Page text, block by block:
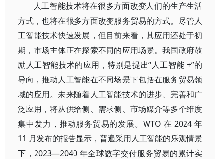
人工智能技术将在很多方面改变人们的生产生活
方式，也将在很多方面改变服务贸易的方式。尽管人
工智能技术快速发展，但目前来看，其应用还处于初
期，市场主体正在探索不同的应用场景。我国政府鼓
励人工智能技术的应用，特别是提出“人工智能 +”的
导向，推动人工智能在不同场景下包括在服务贸易领
域的应用。未来随着人工智能技术的进步、完善和广
泛应用，将从供给侧、需求侧、市场媒介等多个维度
集中发力，推动服务贸易的发展。WTO 在 2024 年
11 月发布的报告显示，普遍采用人工智能的乐观情景
下，2023—2040 年全球数字交付服务贸易的累计实